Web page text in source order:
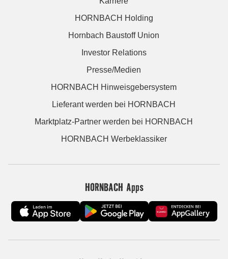
HORNBACH Holding
Hornbach Baustoff Union
Investor Relations
Presse/Medien
HORNBACH Hinweisgebersystem
Lieferant werden bei HORNBACH
Marktplatz-Partner werden bei HORNBACH
HORNBACH Werbeklassiker
HORNBACH Apps